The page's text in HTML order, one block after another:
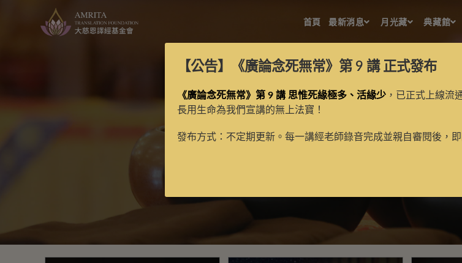
首頁 最新消息 月光藏 典藏館
課程新訊
【公告】 《廣論念死無常》第 9 講正式發布
《廣論念死無常》第 9 講 思惟死緣極多、活緣少，已正式上線流
長用生命為我們宣講的無上法寶！
發布方式：不定期更新。每一講經老師錄音完成並親自審閱後，即